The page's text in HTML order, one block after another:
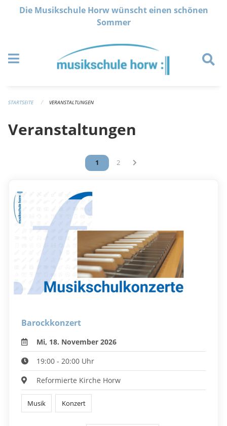
Navigation überspringen
Die Musikschule Horw wünscht einen schönen
Sommer
STARTSEITE VERANSTALTUNGEN
Veranstaltungen
Vous êtes sur la page
1 Vous êtes sur la page
2
Barockkonzert
Mi, 18. November 2026
19:00 - 20:00 Uhr
Reformierte Kirche Horw
Musik Konzert